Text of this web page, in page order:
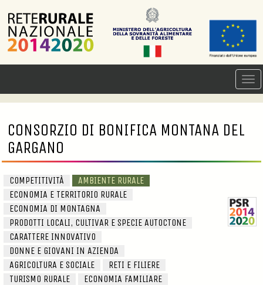
CONSORZIO DI BONIFICA MONTANA DEL
GARGANO
COMPETITIVITÀ
AMBIENTE RURALE
ECONOMIA E TERRITORIO RURALE
ECONOMIA DI MONTAGNA
PRODOTTI LOCALI, CULTIVAR E SPECIE AUTOCTONE
CARATTERE INNOVATIVO
DONNE E GIOVANI IN AZIENDA
AGRICOLTURA E SOCIALE
RETI E FILIERE
TURISMO RURALE
ECONOMIA FAMILIARE